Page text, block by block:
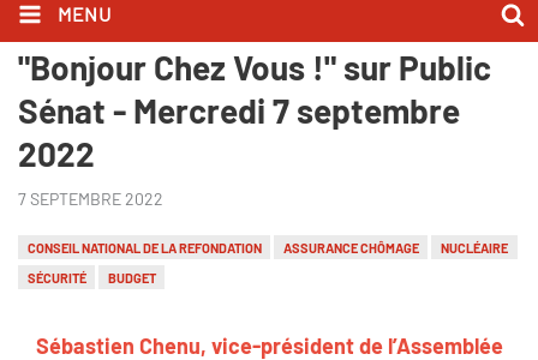
MENU
Sébastien Chenu l'a dit dans
"Bonjour Chez Vous !" sur Public
Sénat - Mercredi 7 septembre
2022
7 SEPTEMBRE 2022
CONSEIL NATIONAL DE LA REFONDATION ASSURANCE CHÔMAGE
NUCLÉAIRE
SÉCURITÉ
BUDGET
Sébastien Chenu, vice-président de l’Assemblée